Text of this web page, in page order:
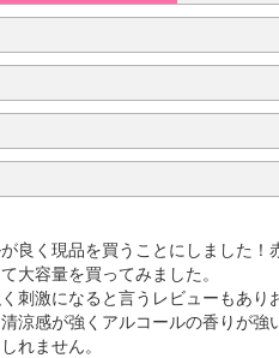
良く現品を買うことにしました！
大容量を買ってみました。
刺激になると言うレビューもあり
涼感が強くアルコールの香りが強
れません。